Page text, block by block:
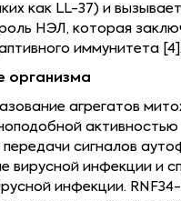
как LL-37) и
НЭЛ, которая
иммунитета [4].
организма
агрегатов
сигналов
инфекции и
инфекции.